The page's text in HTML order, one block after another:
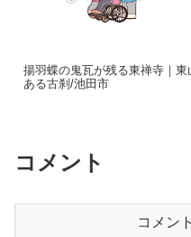
揚羽蝶の鬼瓦が残る東禅寺｜東
ある古刹/池田市
コメント
コメン